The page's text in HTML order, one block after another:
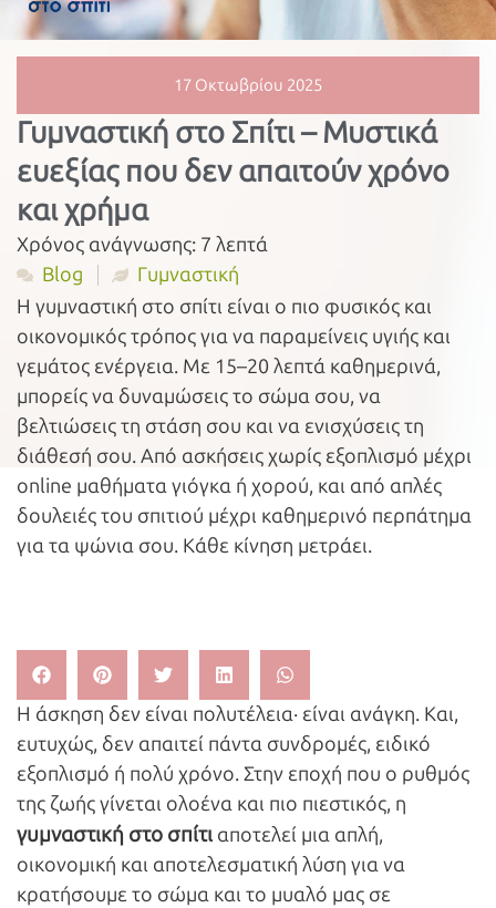
17 Οκτωβρίου 2025
Γυμναστική στο Σπίτι – Μυστικά
ευεξίας που δεν απαιτούν χρόνο
και χρήμα
Χρόνος ανάγνωσης: 7 λεπτά
Blog
Γυμναστική
Η γυμναστική στο σπίτι είναι ο πιο φυσικός και
οικονομικός τρόπος για να παραμείνεις υγιής και
γεμάτος ενέργεια. Με 15–20 λεπτά καθημερινά,
μπορείς να δυναμώσεις το σώμα σου, να
βελτιώσεις τη στάση σου και να ενισχύσεις τη
διάθεσή σου. Από ασκήσεις χωρίς εξοπλισμό μέχρι
online μαθήματα γιόγκα ή χορού, και από απλές
δουλειές του σπιτιού μέχρι καθημερινό περπάτημα
για τα ψώνια σου. Κάθε κίνηση μετράει.
Η άσκηση δεν είναι πολυτέλεια· είναι ανάγκη. Και,
ευτυχώς, δεν απαιτεί πάντα συνδρομές, ειδικό
εξοπλισμό ή πολύ χρόνο. Στην εποχή που ο ρυθμός
της ζωής γίνεται ολοένα και πιο πιεστικός, η
γυμναστική στο σπίτι αποτελεί μια απλή,
οικονομική και αποτελεσματική λύση για να
κρατήσουμε το σώμα και το μυαλό μας σε